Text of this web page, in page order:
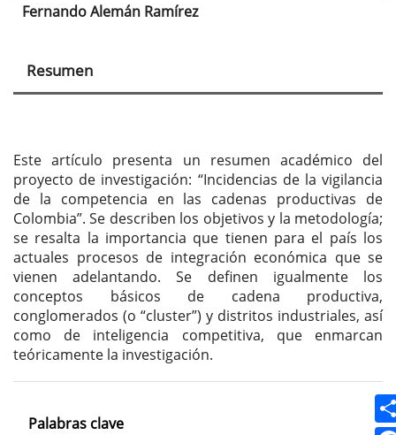
Contenido
principal
del
Fernando Alemán Ramírez
Resumen
Este artículo presenta un resumen académico del
proyecto de investigación: “Incidencias de la vigilancia
de la competencia en las cadenas productivas de
Colombia”. Se describen los objetivos y la metodología;
se resalta la importancia que tienen para el país los
actuales procesos de integración económica que se
vienen adelantando. Se definen igualmente los
conceptos básicos de cadena productiva,
conglomerados (o “cluster”) y distritos industriales, así
como de inteligencia competitiva, que enmarcan
teóricamente la investigación.
Palabras clave